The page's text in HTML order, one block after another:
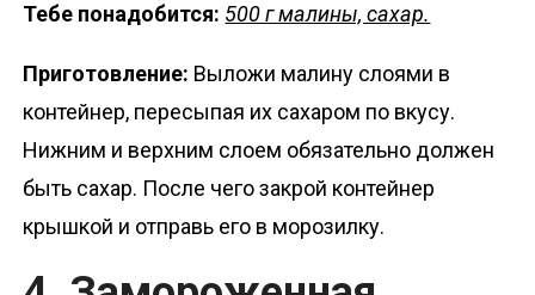
Тебе понадобится: 500 г малины, сахар.
Приготовление: Выложи малину слоями в
контейнер, пересыпая их сахаром по вкусу.
Нижним и верхним слоем обязательно должен
быть сахар. После чего закрой контейнер
крышкой и отправь его в морозилку.